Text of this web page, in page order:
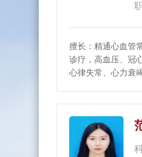
擅长：精通心血管
诊疗，高血压、冠
心律失常、心力衰